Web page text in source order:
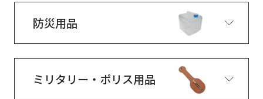
防災用品
ミリタリー・ポリス用品